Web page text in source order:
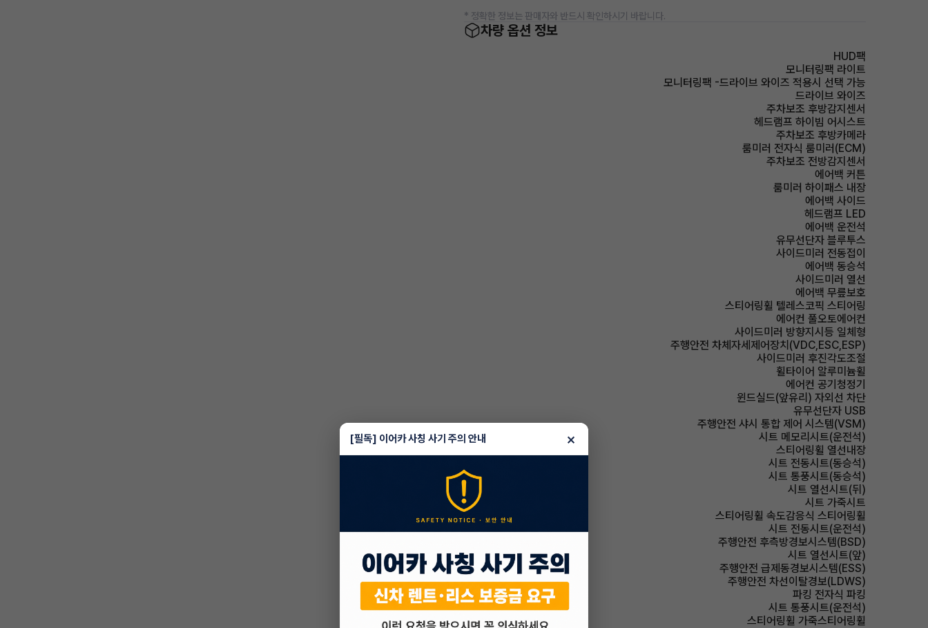
* 정확한 정보는 판매자와 반드시 확인하시기 바랍니다.
차량 옵션 정보
HUD팩
모니터링팩 라이트
모니터링팩 -드라이브 와이즈 적용시 선택 가능
드라이브 와이즈
주차보조 후방감지센서
헤드램프 하이빔 어시스트
주차보조 후방카메라
룸미러 전자식 룸미러(ECM)
주차보조 전방감지센서
에어백 커튼
룸미러 하이패스 내장
에어백 사이드
헤드램프 LED
에어백 운전석
유무선단자 블루투스
사이드미러 전동접이
에어백 동승석
사이드미러 열선
에어백 무릎보호
스티어링휠 텔레스코픽 스티어링
에어컨 풀오토에어컨
사이드미러 방향지시등 일체형
주행안전 차체자세제어장치(VDC,ESC,ESP)
사이드미러 후진각도조절
휠타이어 알루미늄휠
에어컨 공기청정기
윈드실드(앞유리) 자외선 차단
유무선단자 USB
주행안전 샤시 통합 제어 시스템(VSM)
시트 메모리시트(운전석)
스티어링휠 열선내장
시트 전동시트(동승석)
시트 통풍시트(동승석)
시트 열선시트(뒤)
시트 가죽시트
스티어링휠 속도감응식 스티어링휠
시트 전동시트(운전석)
주행안전 후측방경보시스템(BSD)
시트 열선시트(앞)
주행안전 급제동경보시스템(ESS)
주행안전 차선이탈경보(LDWS)
파킹 전자식 파킹
시트 통풍시트(운전석)
스티어링휠 가죽스티어링휠
[필독] 이어카 사칭 사기 주의 안내 ×